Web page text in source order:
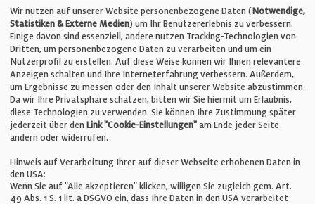
Telefon: +49 (0)711 2585563-0
E-Mail:info@bauelemente-bau.eu
Unternehmen
Impressum
Cookie-Einstellungen
Wir nutzen auf unserer Website personenbezogene Daten (Notwendige,
Statistiken & Externe Medien) um Ihr Benutzererlebnis zu verbessern.
Einige davon sind essenziell, andere nutzen Tracking-Technologien von
Dritten, um personenbezogene Daten zu verarbeiten und um ein
Nutzerprofil zu erstellen. Auf diese Weise können wir Ihnen relevantere
Anzeigen schalten und Ihre Interneterfahrung verbessern. Außerdem,
um Ergebnisse zu messen oder den Inhalt unserer Website abzustimmen.
Da wir Ihre Privatsphäre schätzen, bitten wir Sie hiermit um Erlaubnis,
diese Technologien zu verwenden. Sie können Ihre Zustimmung später
jederzeit über den Link "Cookie-Einstellungen" am Ende jeder Seite
ändern oder widerrufen.
Hinweis auf Verarbeitung Ihrer auf dieser Webseite erhobenen Daten in
den USA:
Wenn Sie auf "Alle akzeptieren" klicken, willigen Sie zugleich gem. Art.
49 Abs. 1 S. 1 lit. a DSGVO ein, dass Ihre Daten in den USA verarbeitet